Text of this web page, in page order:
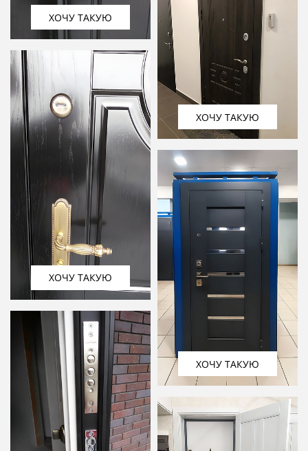
ХОЧУ ТАКУЮ
ХОЧУ ТАКУЮ
ХОЧУ ТАКУЮ
ХОЧУ ТАКУЮ